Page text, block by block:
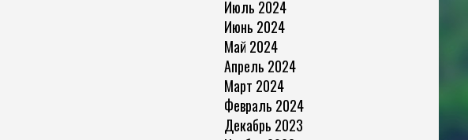
Июль 2024
Июнь 2024
Май 2024
Апрель 2024
Март 2024
Февраль 2024
Декабрь 2023